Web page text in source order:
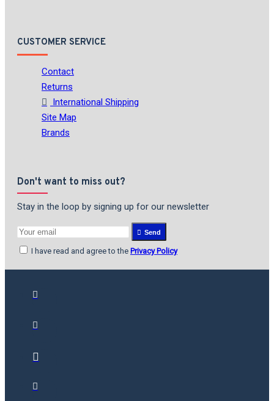
CUSTOMER SERVICE
Contact
Returns
International Shipping
Site Map
Brands
Don't want to miss out?
Stay in the loop by signing up for our newsletter
Send
I have read and agree to the Privacy Policy